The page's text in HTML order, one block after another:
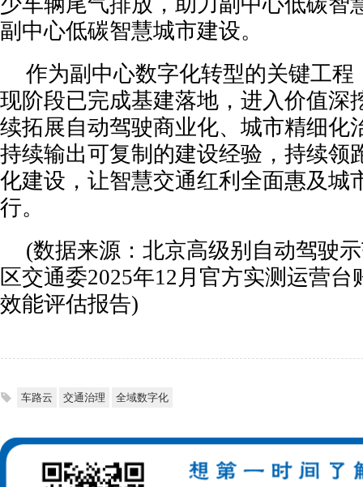
副中心低碳智慧城市建设。
作为副中心数字化转型的关键工程
现阶段已完成基建落地，进入价值深
续拓展自动驾驶商业化、城市精细化
持续输出可复制的建设经验，持续领
化建设，让智慧交通红利全面惠及城
行。
(数据来源：北京高级别自动驾驶
区交通委2025年12月官方实测运营
效能评估报告)
车路云 交通治理 全域数字化